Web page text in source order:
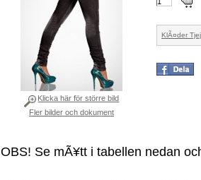
Klicka här för större bild
Fler bilder och dokument
KlÃ¤der
OBS! Se mÃ¥tt i tabellen nedan